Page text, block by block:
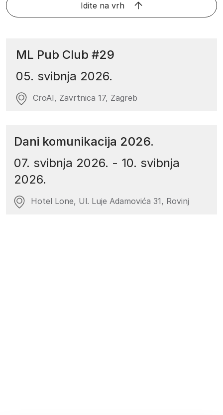
Idite na vrh
ML Pub Club #29
05. svibnja 2026.
CroAI, Zavrtnica 17, Zagreb
Dani komunikacija 2026.
07. svibnja 2026. - 10. svibnja
2026.
Hotel Lone, Ul. Luje Adamovića 31, Rovinj